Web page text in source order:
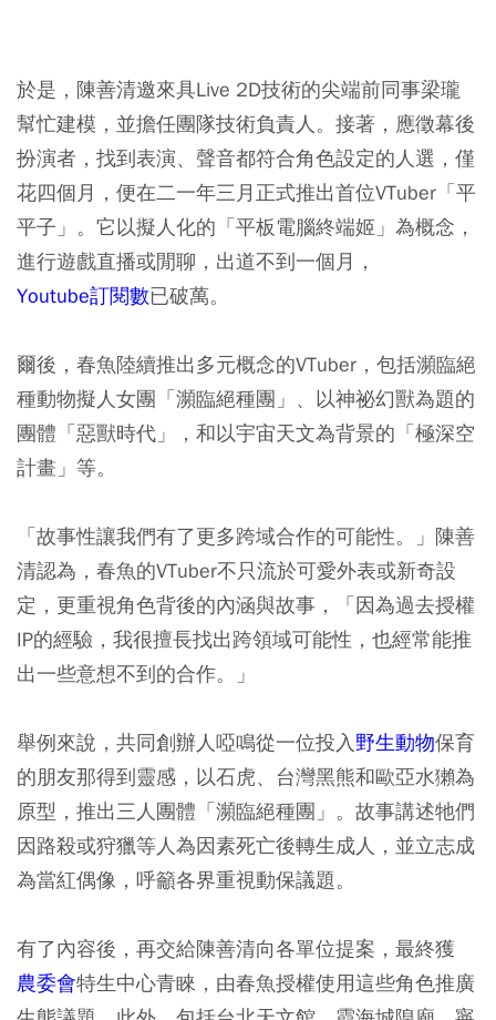
於是，陳善清邀來具Live 2D技術的尖端前同事梁瓏
幫忙建模，並擔任團隊技術負責人。接著，應徵幕後
扮演者，找到表演、聲音都符合角色設定的人選，僅
花四個月，便在二一年三月正式推出首位VTuber「平
平子」。它以擬人化的「平板電腦終端姬」為概念，
進行遊戲直播或閒聊，出道不到一個月，
Youtube訂閱數已破萬。
爾後，春魚陸續推出多元概念的VTuber，包括瀕臨絕
種動物擬人女團「瀕臨絕種團」、以神祕幻獸為題的
團體「惡獸時代」，和以宇宙天文為背景的「極深空
計畫」等。
「故事性讓我們有了更多跨域合作的可能性。」陳善
清認為，春魚的VTuber不只流於可愛外表或新奇設
定，更重視角色背後的內涵與故事，「因為過去授權
IP的經驗，我很擅長找出跨領域可能性，也經常能推
出一些意想不到的合作。」
舉例來說，共同創辦人啞鳴從一位投入野生動物保育
的朋友那得到靈感，以石虎、台灣黑熊和歐亞水獺為
原型，推出三人團體「瀕臨絕種團」。故事講述牠們
因路殺或狩獵等人為因素死亡後轉生成人，並立志成
為當紅偶像，呼籲各界重視動保議題。
有了內容後，再交給陳善清向各單位提案，最終獲
農委會特生中心青睞，由春魚授權使用這些角色推廣